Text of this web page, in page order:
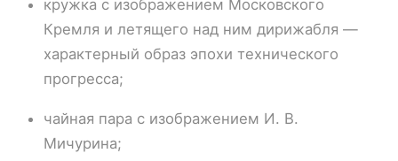
кружка с изображением Московского
Кремля и летящего над ним дирижабля —
характерный образ эпохи технического
прогресса;
чайная пара с изображением И. В.
Мичурина;